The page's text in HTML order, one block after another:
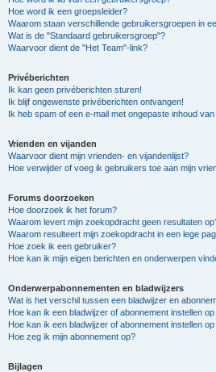
Hoe word ik een groepsleider?
Waarom staan verschillende gebruikersgroepen in
Wat is de "Standaard gebruikersgroep"?
Waarvoor dient de "Het Team"-link?
Privéberichten
Ik kan geen privéberichten sturen!
Ik blijf ongewenste privéberichten ontvangen!
Ik heb spam of een e-mail met ongepaste inhoud
Vrienden en vijanden
Waarvoor dient mijn vrienden- en vijandenlijst?
Hoe verwijder of voeg ik gebruikers toe aan mijn
Forums doorzoeken
Hoe doorzoek ik het forum?
Waarom levert mijn zoekopdracht geen resultaten
Waarom resulteert mijn zoekopdracht in een lege
Hoe zoek ik een gebruiker?
Hoe kan ik mijn eigen berichten en onderwerpen
Onderwerpabonnementen en bladwijzers
Wat is het verschil tussen een bladwijzer en
Hoe kan ik een bladwijzer of abonnement instellen
Hoe kan ik een bladwijzer of abonnement instellen
Hoe zeg ik mijn abonnement op?
Bijlagen